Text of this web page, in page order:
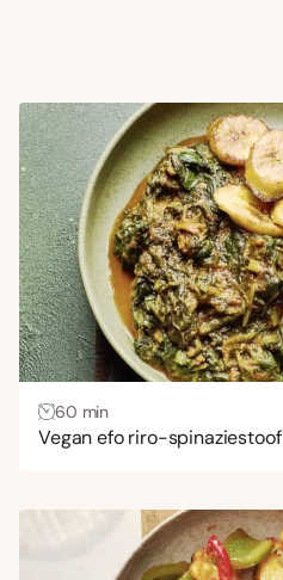
60 min
Vegan efo riro-spinaziestoof